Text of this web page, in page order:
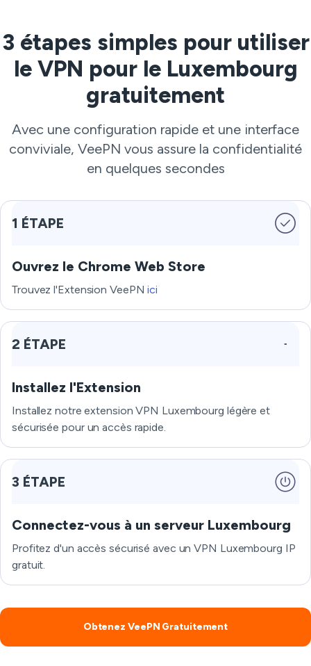
3 étapes simples pour utiliser
le VPN pour le Luxembourg
gratuitement
Avec une configuration rapide et une interface
conviviale, VeePN vous assure la confidentialité
en quelques secondes
1 ÉTAPE
Ouvrez le Chrome Web Store
Trouvez l'Extension VeePNici
2 ÉTAPE
Installez l'Extension
Installez notre extension VPN Luxembourg légère et
sécurisée pour un accès rapide.
3 ÉTAPE
Connectez-vous à un serveur Luxembourg
Profitez d'un accès sécurisé avec un VPN Luxembourg IP
gratuit.
Obtenez VeePN Gratuitement